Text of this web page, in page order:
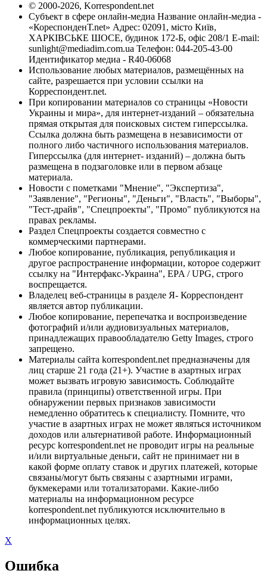
© 2000-2026, Korrespondent.net
Субъект в сфере онлайн-медиа Название онлайн-медиа -
«КореспонденТ.net» Адрес: 02091, місто Київ,
ХАРКІВСЬКЕ ШОСЕ, будинок 172-Б, офіс 208/1 E-mail:
sunlight@mediadim.com.ua Телефон: 044-205-43-00
Идентификатор медиа - R40-06068
Использование любых материалов, размещённых на
сайте, разрешается при условии ссылки на
Корреспондент.net.
При копировании материалов со страницы «Новости
Украины и мира», для интернет-изданий – обязательна
прямая открытая для поисковых систем гиперссылка.
Ссылка должна быть размещена в независимости от
полного либо частичного использования материалов.
Гиперссылка (для интернет- изданий) – должна быть
размещена в подзаголовке или в первом абзаце
материала.
Новости с пометками "Мнение", "Экспертиза",
"Заявление", "Регионы", "Деньги", "Власть", "Выборы",
"Тест-драйв", "Спецпроекты", "Промо" публикуются на
правах рекламы.
Раздел Спецпроекты создается совместно с
коммерческими партнерами.
Любое копирование, публикация, републикация и
другое распространение информации, которое содержит
ссылку на "Интерфакс-Украина", EPA / UPG, строго
воспрещается.
Владелец веб-страницы в разделе Я- Корреспондент
является автор публикации.
Любое копирование, перепечатка и воспроизведение
фотографий и/или аудиовизуальных материалов,
принадлежащих правообладателю Getty Images, строго
запрещено.
Материалы сайта korrespondent.net предназначены для
лиц старше 21 года (21+). Участие в азартных играх
может вызвать игровую зависимость. Соблюдайте
правила (принципы) ответственной игры. При
обнаружении первых признаков зависимости
немедленно обратитесь к специалисту. Помните, что
участие в азартных играх не может являться источником
доходов или альтернативой работе. Информационный
ресурс korrespondent.net не проводит игры на реальные
и/или виртуальные деньги, сайт не принимает ни в
какой форме оплату ставок и других платежей, которые
связаны/могут быть связаны с азартными играми,
букмекерами или тотализаторами. Какие-либо
материалы на информационном ресурсе
korrespondent.net публикуются исключительно в
информационных целях.
X
Ошибка